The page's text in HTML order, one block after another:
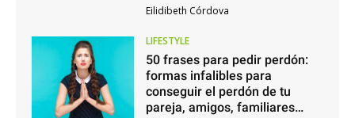
Eilidibeth Córdova
LIFESTYLE
50 frases para pedir perdón:
formas infalibles para
conseguir el perdón de tu
pareja, amigos, familiares…